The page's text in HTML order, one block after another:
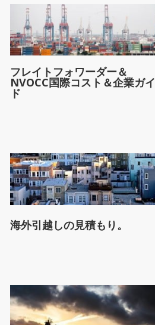
。
フレイトフォワーダー＆
NVOCC国際コスト＆企業ガイ
ド
海外引越しの見積もり。